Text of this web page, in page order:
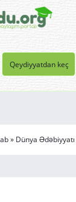
Qeydiyyatdan keç
» Dünya Ədəbiyyatı